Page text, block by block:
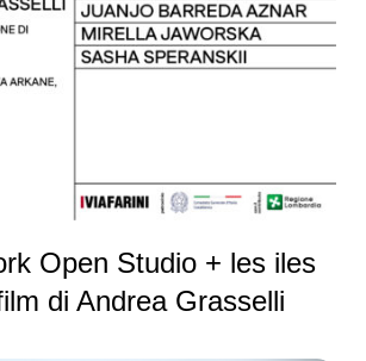
Open Studio + les iles
di Andrea Grasselli